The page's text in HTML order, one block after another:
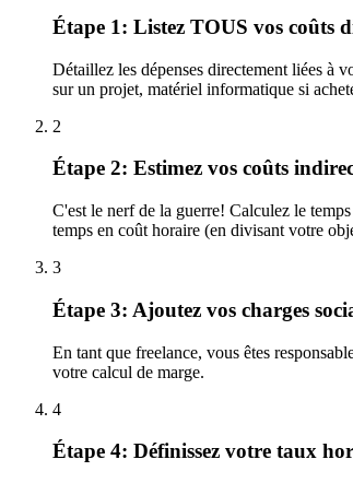
Étape 1: Listez TOUS vos coûts
Détaillez les dépenses directement liées à
sur un projet, matériel informatique si
2
Étape 2: Estimez vos coûts
C'est le nerf de la guerre! Calculez le
temps en coût horaire (en divisant votre
3
Étape 3: Ajoutez vos charges
En tant que freelance, vous êtes
votre calcul de marge.
4
Étape 4: Définissez votre taux